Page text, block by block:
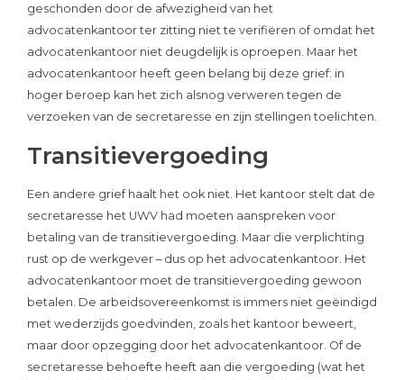
geschonden door de afwezigheid van het
advocatenkantoor ter zitting niet te verifiëren of omdat het
advocatenkantoor niet deugdelijk is oproepen. Maar het
advocatenkantoor heeft geen belang bij deze grief: in
hoger beroep kan het zich alsnog verweren tegen de
verzoeken van de secretaresse en zijn stellingen toelichten.
Transitievergoeding
Een andere grief haalt het ook niet. Het kantoor stelt dat de
secretaresse het UWV had moeten aanspreken voor
betaling van de transitievergoeding. Maar die verplichting
rust op de werkgever – dus op het advocatenkantoor. Het
advocatenkantoor moet de transitievergoeding gewoon
betalen. De arbeidsovereenkomst is immers niet geëindigd
met wederzijds goedvinden, zoals het kantoor beweert,
maar door opzegging door het advocatenkantoor. Of de
secretaresse behoefte heeft aan die vergoeding (wat het